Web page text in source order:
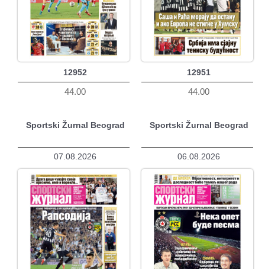
12952
44.00
12951
44.00
Sportski Žurnal Beograd
07.08.2026
Sportski Žurnal Beograd
06.08.2026